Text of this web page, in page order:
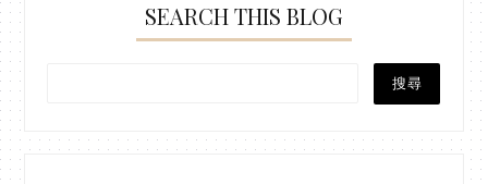
SEARCH THIS BLOG